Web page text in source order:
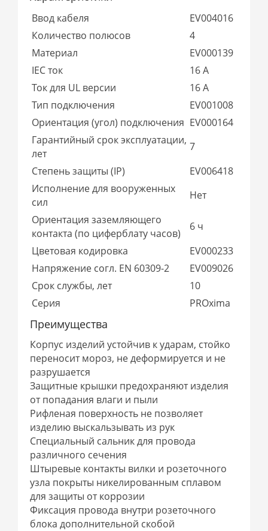
Ввод кабеля
EV004016
Количество полюсов
4
Материал
EV000139
IEC ток
16 А
Ток для UL версии
16 А
Тип подключения
EV001008
Ориентация (угол) подключения EV000164
Гарантийный срок эксплуатации,
лет
7
Степень защиты (IP)
EV006418
Исполнение для вооруженных
сил
Нет
Ориентация заземляющего
контакта (по циферблату часов)
6 ч
Цветовая кодировка
EV000233
Напряжение согл. EN 60309-2
EV009026
Срок службы, лет
10
Серия
PROxima
Преимущества
Корпус изделий устойчив к ударам, стойко
переносит мороз, не деформируется и не
разрушается
Защитные крышки предохраняют изделия
от попадания влаги и пыли
Рифленая поверхность не позволяет
изделию выскальзывать из рук
Специальный сальник для провода
различного сечения
Штыревые контакты вилки и розеточного
узла покрыты никелированным сплавом
для защиты от коррозии
Фиксация провода внутри розеточного
блока дополнительной скобой